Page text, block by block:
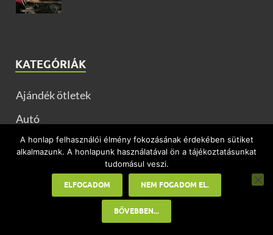
KATEGÓRIÁK
Ajándék ötletek
Autó
Divat
A honlap felhasználói élmény fokozásának érdekében sütiket
alkalmazunk. A honlapunk használatával ön a tájékoztatásunkat
tudomásul veszi.
ELFOGADOM NEM FOGADOM EL.
BŐVEBBEN...